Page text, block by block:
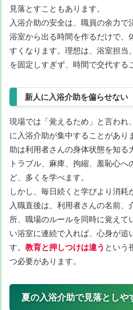
見落とすこともあります。
入浴介助の安全は、職員の余力で
浴室から出る時間を作るだけで、
すくなります。理想は、浴室担当
を固定しすぎず、時間で交代する
新人に入浴介助を偏らせない
現場では「覚えるため」と言われ
に入浴介助が集中することがあり
助は利用者さんの身体状態を知る
トラブル、麻痺、拘縮、羞恥心へ
ど、多くを学べます。
しかし、毎日続くと学びより消耗
入職直後は、利用者さんの名前、
所、職場のルールを同時に覚えて
い浴室に連続で入れば、心身が追
す。 教育と押しつけは違う という
つ必要があります。
夏の入浴介助で見落としや